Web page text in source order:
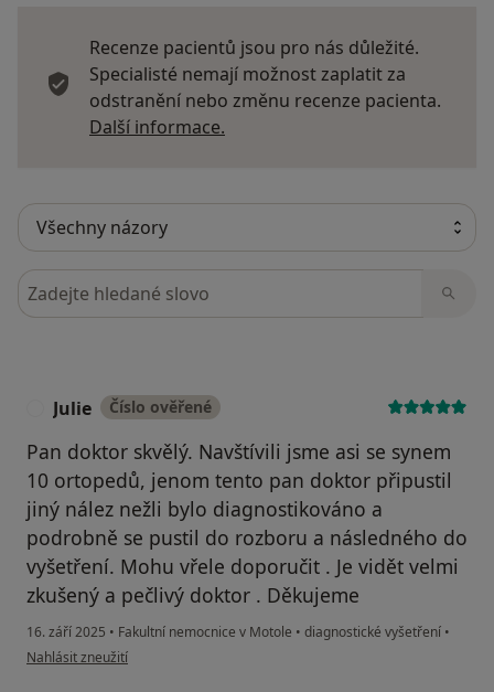
Recenze pacientů jsou pro nás důležité.
Specialisté nemají možnost zaplatit za
odstranění nebo změnu recenze pacienta.
Další informace.
Hledejte v názorech
Julie Číslo ověřené
Pan doktor skvělý. Navštívili jsme asi se synem
10 ortopedů, jenom tento pan doktor připustil
jiný nález nežli bylo diagnostikováno a
podrobně se pustil do rozboru a následného do
vyšetření. Mohu vřele doporučit . Je vidět velmi
zkušený a pečlivý doktor . Děkujeme
16. září 2025 • Fakultní nemocnice v Motole • diagnostické vyšetření •
podle názoru uživatele Julie
Nahlásit zneužití